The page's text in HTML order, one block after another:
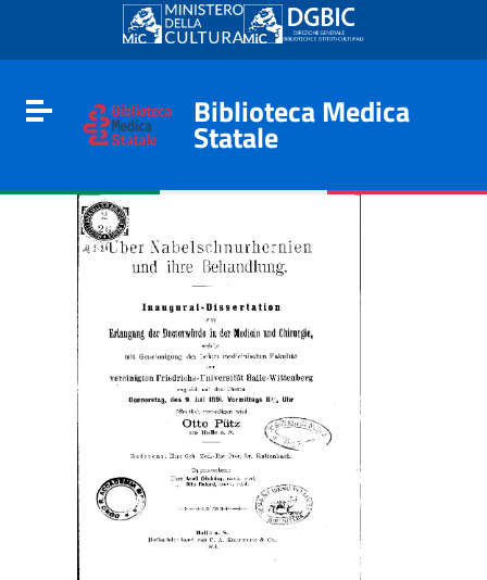
Go to content
Go to the navigation menu
Go to the footer
Toggle navigation
Biblioteca Medica
Statale